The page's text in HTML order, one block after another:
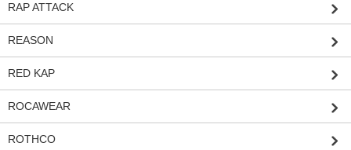
RAP ATTACK
REASON
RED KAP
ROCAWEAR
ROTHCO